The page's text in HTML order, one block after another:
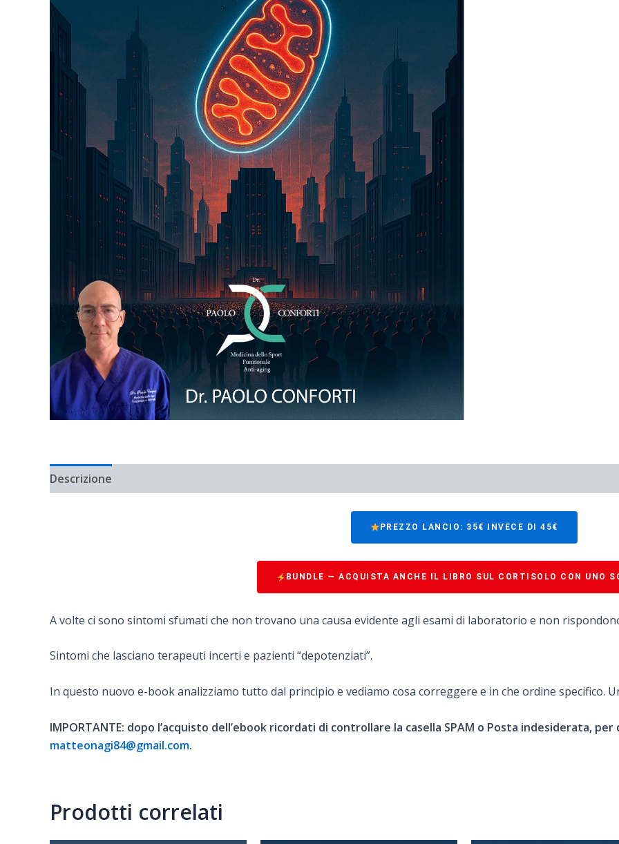
Descrizione
PREZZO LANCIO: 35€ INVECE DI 45€
BUNDLE — ACQUISTA ANCHE IL LIBRO SUL CORTISOLO CON UNO
A volte ci sono sintomi sfumati che non trovano una causa evidente agli esami di laboratorio e non
Sintomi che lasciano terapeuti incerti e pazienti “depotenziati”.
In questo nuovo e-book analizziamo tutto dal principio e vediamo cosa correggere e in che ordine specifico.
IMPORTANTE: dopo l’acquisto dell’ebook ricordati di controllare la casella SPAM o Posta indesiderata,
matteonagi84@gmail.com.
Prodotti correlati